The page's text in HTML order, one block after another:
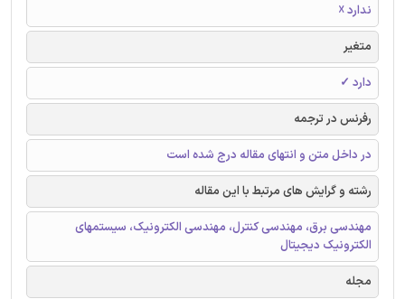
ندارد ☓
متغیر
دارد ✓
رفرنس در ترجمه
در داخل متن و انتهای مقاله درج شده است
رشته و گرایش های مرتبط با این مقاله
مهندسی برق، مهندسی کنترل، مهندسی الکترونیک، سیستمهای
الکترونیک دیجیتال
مجله